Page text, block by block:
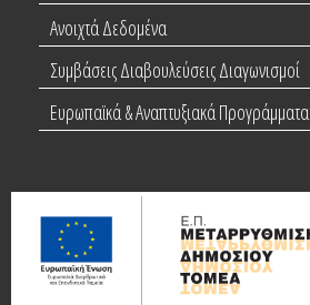
Ανοιχτά Δεδομένα
Συμβάσεις Διαβουλεύσεις Διαγωνισμοί
Ευρωπαϊκά & Αναπτυξιακά Προγράμματα